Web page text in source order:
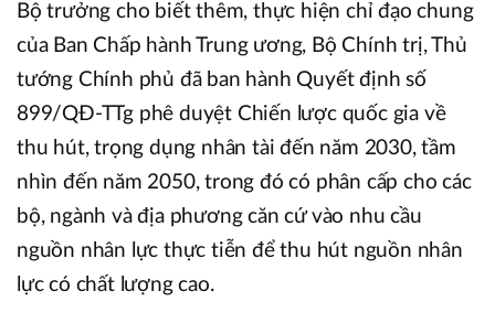
Bộ trưởng cho biết thêm, thực hiện chỉ đạo chung
của Ban Chấp hành Trung ương, Bộ Chính trị, Thủ
tướng Chính phủ đã ban hành Quyết định số
899/QĐ-TTg phê duyệt Chiến lược quốc gia về
thu hút, trọng dụng nhân tài đến năm 2030, tầm
nhìn đến năm 2050, trong đó có phân cấp cho các
bộ, ngành và địa phương căn cứ vào nhu cầu
nguồn nhân lực thực tiễn để thu hút nguồn nhân
lực có chất lượng cao.